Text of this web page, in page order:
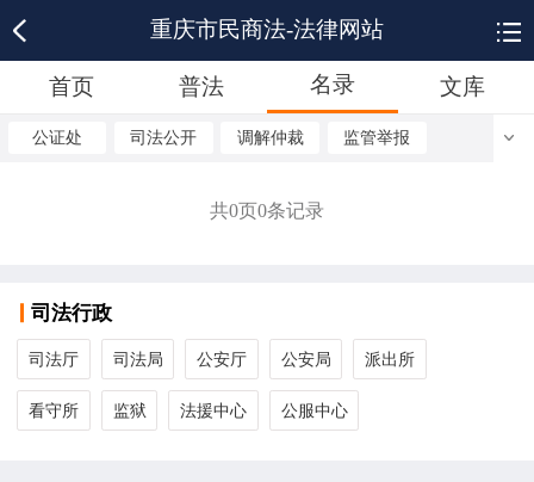
重庆市民商法-法律网站
首页 普法 名录 文库
公证处 司法公开 调解仲裁 监管举报
共0页0条记录
司法行政
司法厅 司法局 公安厅 公安局 派出所
看守所 监狱 法援中心 公服中心